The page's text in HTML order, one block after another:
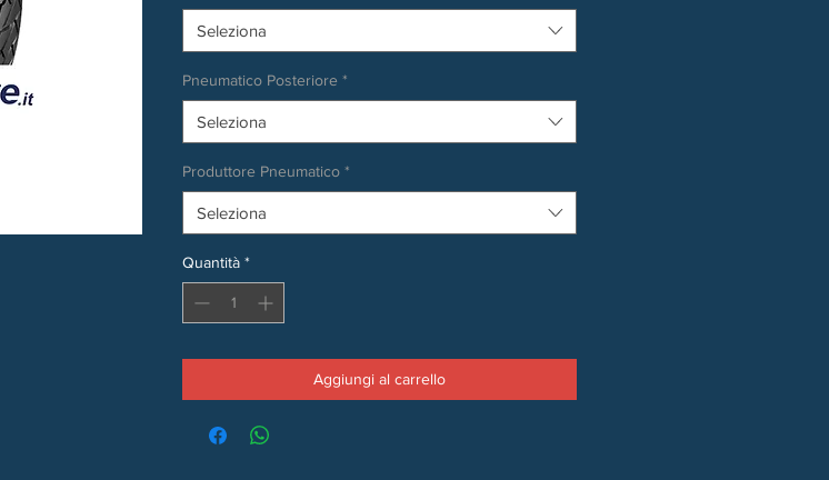
Seleziona
Pneumatico Posteriore *
Seleziona
Produttore Pneumatico *
Seleziona
Quantità *
Aggiungi al carrello